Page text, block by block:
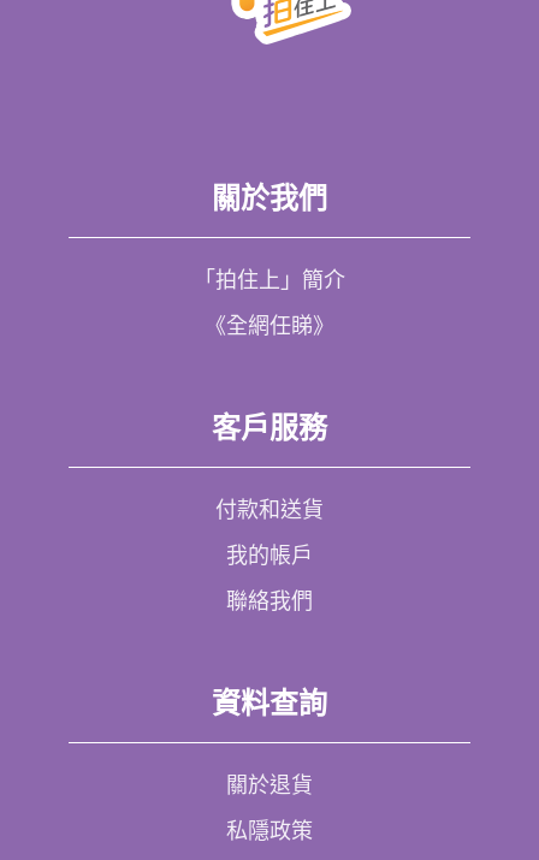
關於我們
「拍住上」簡介
《全網任睇》
客戶服務
付款和送貨
我的帳戶
聯絡我們
資料查詢
關於退貨
私隱政策